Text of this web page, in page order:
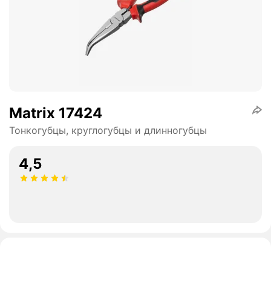
Matrix 17424
Тонкогубцы, круглогубцы и длинногубцы
4,5